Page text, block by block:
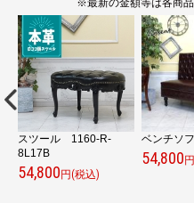
スツール 1160-R-
8L17B
54,800円(税込)
ベンチソ
54,800